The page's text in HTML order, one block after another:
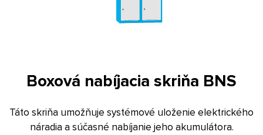
Boxová nabíjacia skriňa BNS
Táto skriňa umožňuje systémové uloženie elektrického
náradia a súčasné nabíjanie jeho akumulátora.